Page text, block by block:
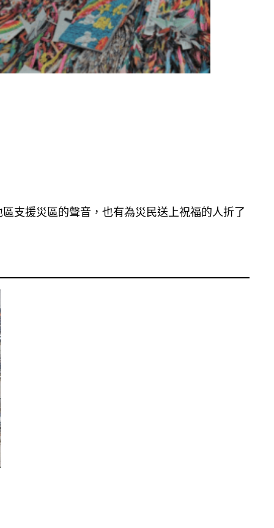
支援災區的聲音，也有為災民送上祝福的人折了